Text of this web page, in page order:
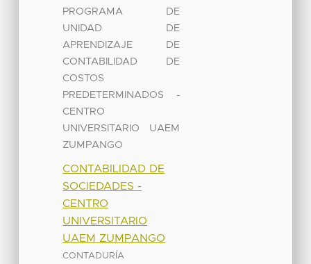
PROGRAMA DE
UNIDAD DE
APRENDIZAJE DE
CONTABILIDAD DE
COSTOS
PREDETERMINADOS -
CENTRO
UNIVERSITARIO UAEM
ZUMPANGO
CONTABILIDAD DE
SOCIEDADES -
CENTRO
UNIVERSITARIO
UAEM ZUMPANGO
CONTADURÍA